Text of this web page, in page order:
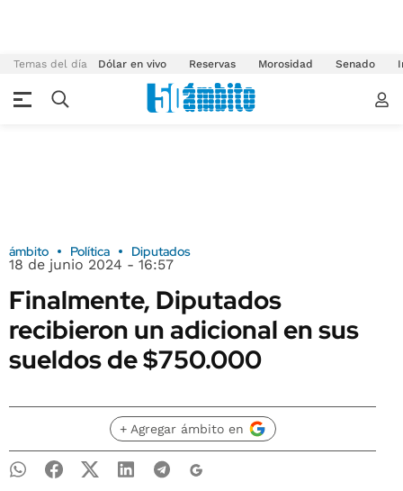
Temas del día Dólar en vivo Reservas Morosidad Senado
ámbito Política Diputados
18 de junio 2024 - 16:57
Finalmente, Diputados
recibieron un adicional en sus
sueldos de $750.000
+ Agregar ámbito en